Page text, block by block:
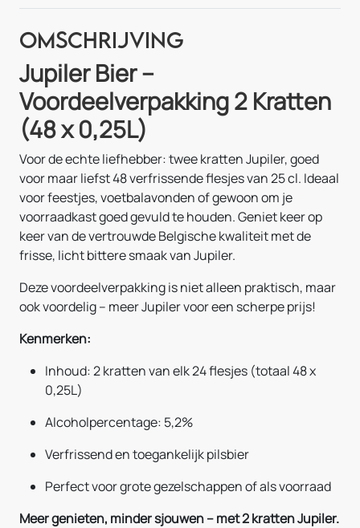
Omschrijving
Jupiler Bier –
Voordeelverpakking 2 Kratten
(48 x 0,25L)
Voor de echte liefhebber: twee kratten Jupiler, goed
voor maar liefst 48 verfrissende flesjes van 25 cl. Ideaal
voor feestjes, voetbalavonden of gewoon om je
voorraadkast goed gevuld te houden. Geniet keer op
keer van de vertrouwde Belgische kwaliteit met de
frisse, licht bittere smaak van Jupiler.
Deze voordeelverpakking is niet alleen praktisch, maar
ook voordelig – meer Jupiler voor een scherpe prijs!
Kenmerken:
Inhoud: 2 kratten van elk 24 flesjes (totaal 48 x
0,25L)
Alcoholpercentage: 5,2%
Verfrissend en toegankelijk pilsbier
Perfect voor grote gezelschappen of als voorraad
Meer genieten, minder sjouwen – met 2 kratten Jupiler.